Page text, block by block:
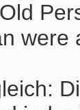
were